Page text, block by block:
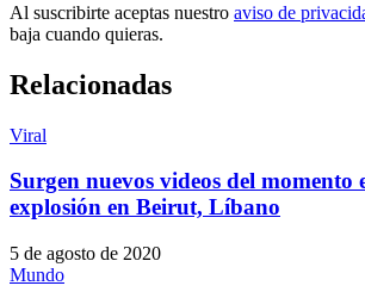
Al suscribirte aceptas nuestro aviso de
baja cuando quieras.
Relacionadas
Viral
Surgen nuevos videos del momento
explosión en Beirut, Líbano
5 de agosto de 2020
Mundo